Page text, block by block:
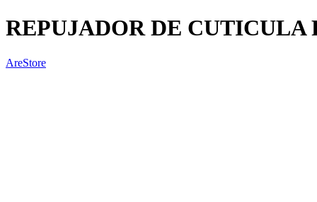
REPUJADOR DE CUTICULA
AreStore